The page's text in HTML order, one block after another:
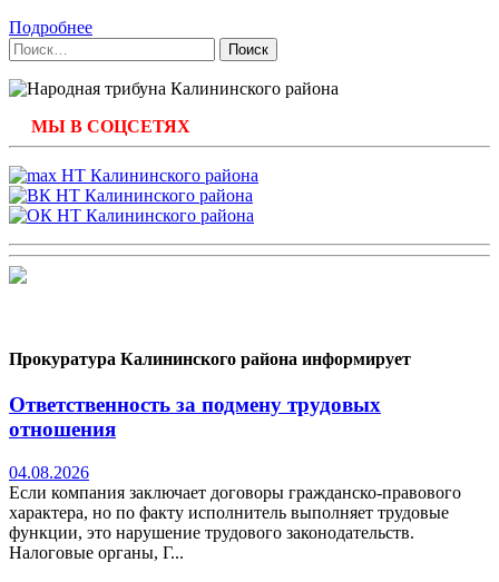
Подробнее
Найти:
МЫ В СОЦСЕТЯХ
Прокуратура Калининского района информирует
Ответственность за подмену трудовых
отношения
04.08.2026
Если компания заключает договоры гражданско-правового
характера, но по факту исполнитель выполняет трудовые
функции, это нарушение трудового законодательств.
Налоговые органы, Г...